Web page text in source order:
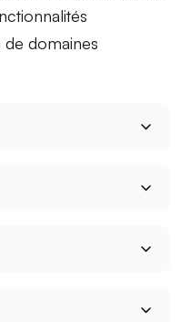
de domaines